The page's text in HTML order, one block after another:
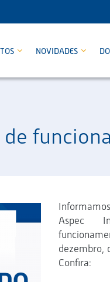
NOVIDADES
Aspec
dezembro,
Confira: